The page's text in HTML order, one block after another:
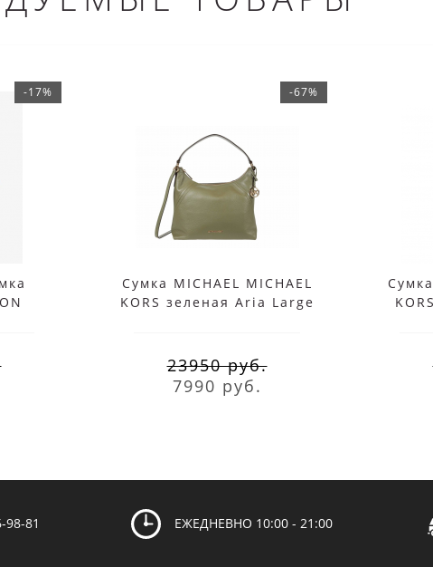
-17% -67%
Сумка MICHAEL MICHAEL
KORS зеленая Aria Large
23950 руб.
7990 руб.
98-81 ЕЖЕДНЕВНО 10:00 - 21:00